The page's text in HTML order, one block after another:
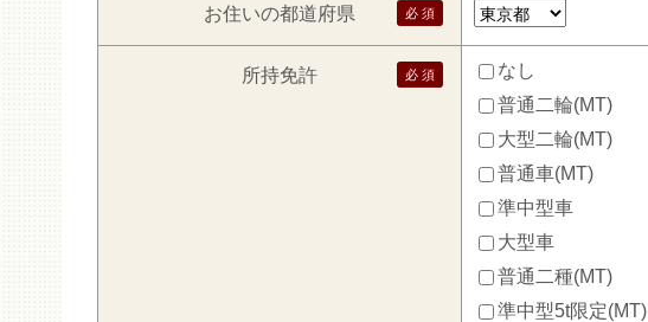
お住いの都道府県
所持免許 なし
普通二輪(MT)
大型二輪(MT)
普通車(MT)
準中型車
大型車
普通二種(MT)
準中型5t限定(MT)